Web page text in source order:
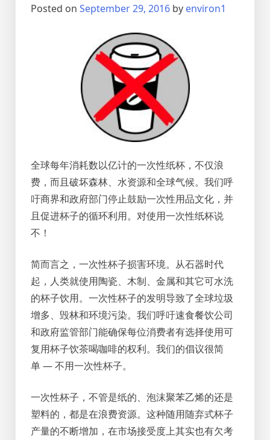
Posted on September 29, 2016 by environ1
全球每年消耗数以亿计的一次性纸杯，不仅浪
费，而且破坏森林、水资源和全球气候。我们呼
吁商界和政府部门停止鼓励一次性用品文化，并
且促进杯子的循环利用。对使用一次性纸杯说
不！
简而言之，一次性杯子损害环境。从石器时代
起，人类就使用陶瓷、木制、金属和其它可水洗
的杯子饮用。一次性杯子的发明导致了全球垃圾
增多、毁林和环境污染。我们呼吁速食餐饮公司
和政府监管部门能确保每位消费者有选择使用可
复用杯子饮茶喝咖啡的权利。我们的倡议很简
单 — 不用一次性杯子。
一次性杯子，不管是纸的、泡沫聚苯乙烯的还是
塑料的，都是在浪费资源。这种随用随弃式杯子
产量的不断增加，在市场接受度上其实也有欠考